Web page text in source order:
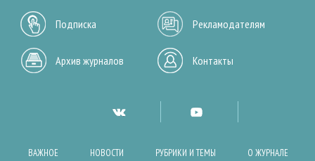
Подписка Рекламодателям
Архив журналов Контакты
ВАЖНОЕ НОВОСТИ РУБРИКИ И ТЕМЫ О ЖУРНАЛЕ